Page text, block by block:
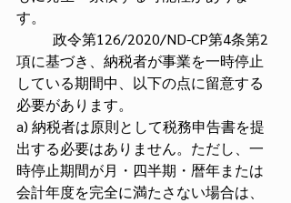
す。
項に基づき、納税者が事業を一時停止
している期間中、以下の点に留意する
必要があります。
a) 納税者は原則として税務申告書を提
出する必要はありません。ただし、一
時停止期間が月・四半期・暦年または
会計年度を完全に満たさない場合は、